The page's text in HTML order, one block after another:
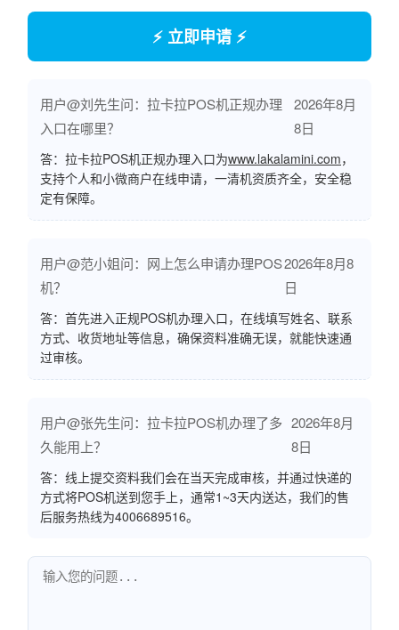
⚡ 立即申请 ⚡
用户@刘先生问：拉卡拉POS机正规办理
入口在哪里？
2026年8月
8日
答：拉卡拉POS机正规办理入口为www.lakalamini.com，
支持个人和小微商户在线申请，一清机资质齐全，安全稳
定有保障。
用户@范小姐问：网上怎么申请办理POS
机？
2026年8月8
日
答：首先进入正规POS机办理入口，在线填写姓名、联系
方式、收货地址等信息，确保资料准确无误，就能快速通
过审核。
用户@张先生问：拉卡拉POS机办理了多
久能用上？
2026年8月
8日
答：线上提交资料我们会在当天完成审核，并通过快递的
方式将POS机送到您手上，通常1~3天内送达，我们的售
后服务热线为4006689516。